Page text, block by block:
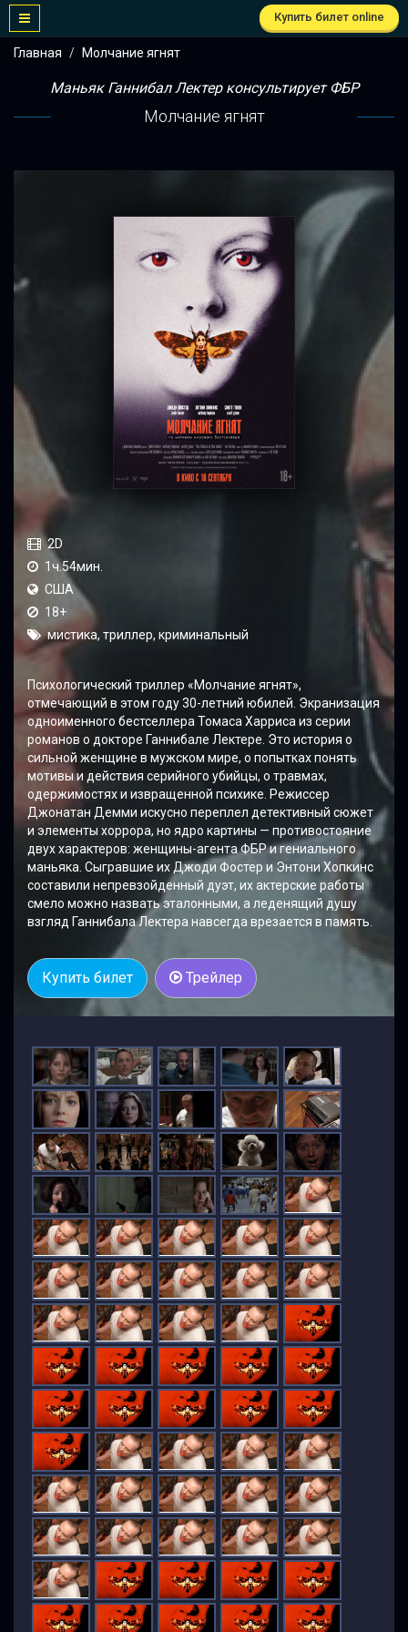
Купить билет online
Главная Молчание ягнят
Маньяк Ганнибал Лектер консультирует ФБР
Молчание ягнят
2D
1ч.54мин.
США
18+
мистика, триллер, криминальный
Психологический триллер «Молчание ягнят»,
отмечающий в этом году 30-летний юбилей. Экранизация
одноименного бестселлера Томаса Харриса из серии
романов о докторе Ганнибале Лектере. Это история о
сильной женщине в мужском мире, о попытках понять
мотивы и действия серийного убийцы, о травмах,
одержимостях и извращенной психике. Режиссер
Джонатан Демми искусно переплел детективный сюжет
и элементы хоррора, но ядро картины — противостояние
двух характеров: женщины-агента ФБР и гениального
маньяка. Сыгравшие их Джоди Фостер и Энтони Хопкинс
составили непревзойденный дуэт, их актерские работы
смело можно назвать эталонными, а леденящий душу
взгляд Ганнибала Лектера навсегда врезается в память.
Купить билет Трейлер